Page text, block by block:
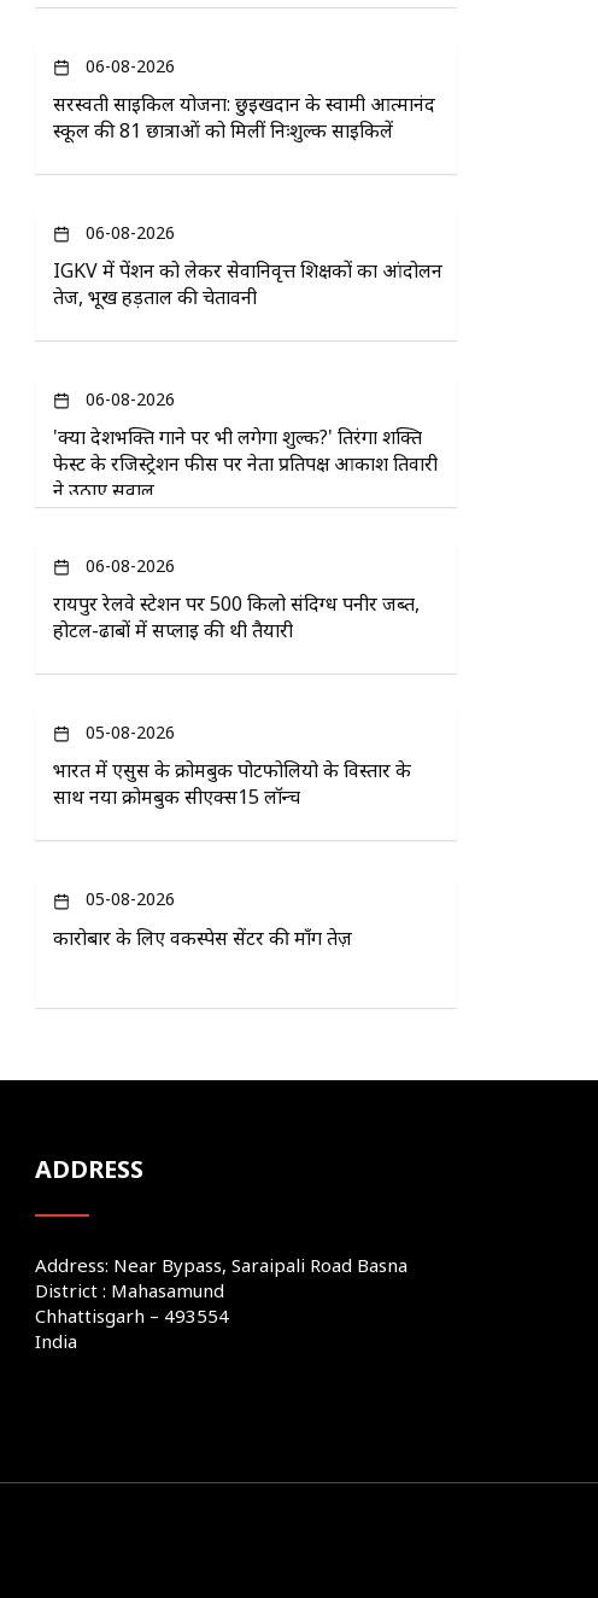
06-08-2026
सरस्वती साइकिल योजना: छुईखदान के स्वामी आत्मानंद
स्कूल की 81 छात्राओं को मिलीं निःशुल्क साइकिलें
06-08-2026
IGKV में पेंशन को लेकर सेवानिवृत्त शिक्षकों का आंदोलन
तेज, भूख हड़ताल की चेतावनी
06-08-2026
'क्या देशभक्ति गाने पर भी लगेगा शुल्क?' तिरंगा शक्ति
फेस्ट के रजिस्ट्रेशन फीस पर नेता प्रतिपक्ष आकाश तिवारी
ने उठाए सवाल
06-08-2026
रायपुर रेलवे स्टेशन पर 500 किलो संदिग्ध पनीर जब्त,
होटल-ढाबों में सप्लाई की थी तैयारी
05-08-2026
भारत में एसुस के क्रोमबुक पोर्टफोलियो के विस्तार के
साथ नया क्रोमबुक सीएक्स15 लॉन्च
05-08-2026
कारोबार के लिए वर्कस्पेस सेंटर की माँग तेज़
ADDRESS
Address: Near Bypass, Saraipali Road Basna
District : Mahasamund
Chhattisgarh – 493554
India